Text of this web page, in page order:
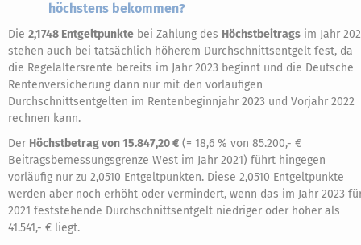
höchstens bekommen?
Die 2,1748 Entgeltpunkte bei Zahlung des Höchstbeitrags im Jahr
stehen auch bei tatsächlich höherem Durchschnittsentgelt fest, da
die Regelaltersrente bereits im Jahr 2023 beginnt und die Deutsche
Rentenversicherung dann nur mit den vorläufigen
Durchschnittsentgelten im Rentenbeginnjahr 2023 und Vorjahr 2022
rechnen kann.
Der Höchstbetrag von 15.847,20 € (= 18,6 % von 85.200,- €
Beitragsbemessungsgrenze West im Jahr 2021) führt hingegen
vorläufig nur zu 2,0510 Entgeltpunkten. Diese 2,0510 Entgeltpunkte
werden aber noch erhöht oder vermindert, wenn das im Jahr 2023
2021 feststehende Durchschnittsentgelt niedriger oder höher als
41.541,- € liegt.